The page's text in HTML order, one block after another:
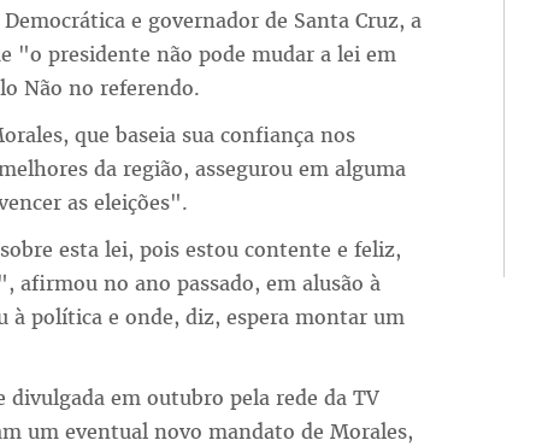
e governador de Santa Cruz, a
"o presidente não pode mudar a lei em
Não no referendo.
que baseia sua confiança nos
da região, assegurou em alguma
as eleições".
esta lei, pois estou contente e feliz,
afirmou no ano passado, em alusão à
à política e onde, diz, espera montar um
divulgada em outubro pela rede da TV
um eventual novo mandato de Morales,